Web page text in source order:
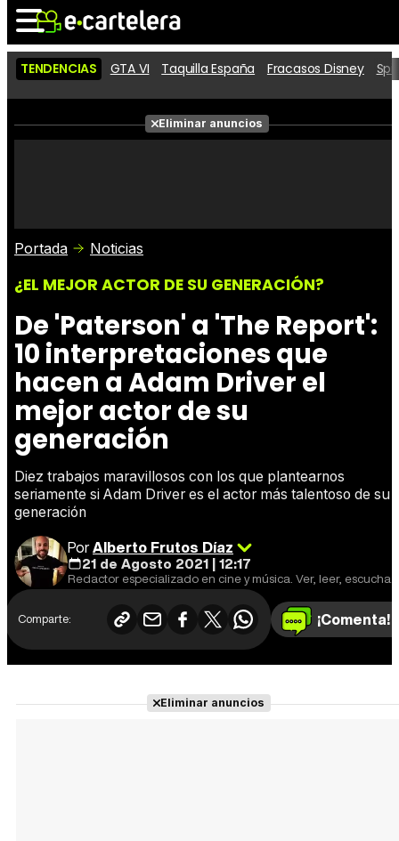
Noticias Cartelera
Películas
Críticas
TENDENCIAS GTA VI Taquilla España Fracasos Disney
Eliminar anuncios
Portada Noticias
¿EL MEJOR ACTOR DE SU GENERACIÓN?
De 'Paterson' a 'The Report':
10 interpretaciones que
hacen a Adam Driver el
mejor actor de su
generación
Diez trabajos maravillosos con los que plantearnos
seriamente si Adam Driver es el actor más talentoso de su
generación
PorAlberto Frutos Díaz
21 de Agosto 2021 | 12:17
Comparte: ¡Comenta!
Eliminar anuncios